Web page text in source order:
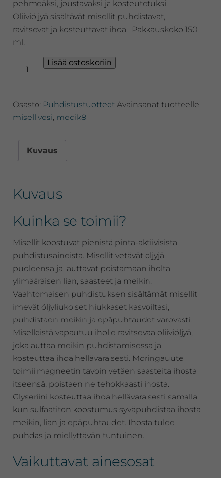
pehmeäksi, joustavaksi ja kosteutetuksi.
Oliiviöljyä sisältävät misellit puhdistavat,
ravitsevat ja kosteuttavat ihoa. Pakkauskoko 150
ml.
Micellar
määrä
Lisää ostoskoriin
Osasto: Puhdistustuotteet Avainsanat tuotteelle
misellivesi, medik8
Kuvaus
Kuvaus
Kuinka se toimii?
Misellit koostuvat pienistä pinta-aktiivisista
puhdistusaineista. Misellit vetävät öljyjä
puoleensa ja auttavat poistamaan iholta
ylimääräisen lian, saasteet ja meikin.
Vaahtomaisen puhdistuksen sisältämät misellit
imevät öljyliukoiset hiukkaset kasvoiltasi,
puhdistaen meikin ja epäpuhtaudet varovasti.
Miselleistä vapautuu iholle ravitsevaa oliiviöljyä,
joka auttaa meikin puhdistamisessa ja
kosteuttaa ihoa hellävaraisesti. Moringauute
toimii magneetin tavoin vetäen saasteita ihosta
itseensä, poistaen ne tehokkaasti ihosta.
Glyseriini kosteuttaa ihoa hellävaraisesti samalla
kun sulfaatiton koostumus syväpuhdistaa ihosta
meikin, lian ja epäpuhtaudet. Ihosta tulee
puhdas ja miellyttävän tuntuinen.
Vaikuttavat ainesosat